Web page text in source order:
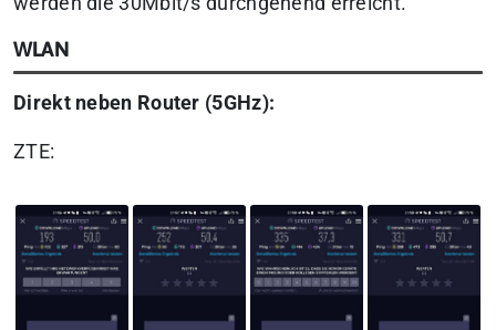
WLAN
Direkt neben Router (5GHz):
ZTE: